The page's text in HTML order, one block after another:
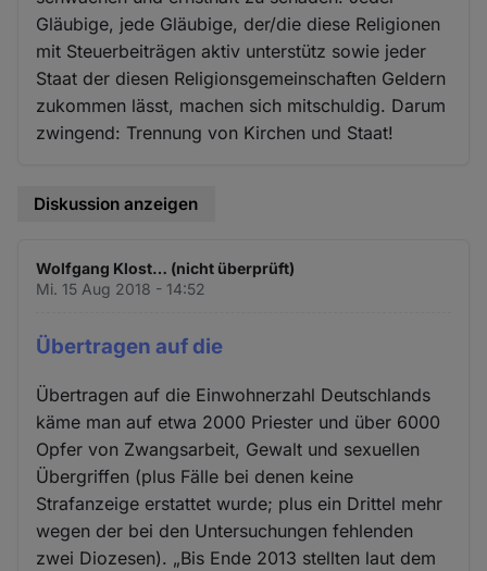
Gläubige, jede Gläubige, der/die diese Religionen
mit Steuerbeiträgen aktiv unterstütz sowie jeder
Staat der diesen Religionsgemeinschaften Geldern
zukommen lässt, machen sich mitschuldig. Darum
zwingend: Trennung von Kirchen und Staat!
Diskussion anzeigen
Wolfgang Klost… (nicht überprüft)
Mi. 15 Aug 2018 - 14:52
Übertragen auf die
Übertragen auf die Einwohnerzahl Deutschlands
käme man auf etwa 2000 Priester und über 6000
Opfer von Zwangsarbeit, Gewalt und sexuellen
Übergriffen (plus Fälle bei denen keine
Strafanzeige erstattet wurde; plus ein Drittel mehr
wegen der bei den Untersuchungen fehlenden
zwei Diozesen). „Bis Ende 2013 stellten laut dem